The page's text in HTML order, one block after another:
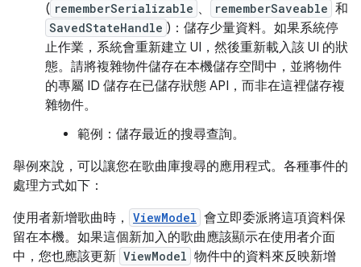
( rememberSerializable 、 rememberSaveable 和
SavedStateHandle )：儲存少量資料。如果系統停
止作業，系統會重新建立 UI，然後重新載入該 UI 的狀
態。請將複雜物件儲存在本機儲存空間中，並將物件
的專屬 ID 儲存在已儲存狀態 API，而非在這裡儲存複
雜物件。
範例：儲存最近的搜尋查詢。
舉例來說，可以讓您在歌曲庫搜尋的應用程式。各種事件的
處理方式如下：
使用者新增歌曲時，
ViewModel 會立即委派將這項資料保
留在本機。如果這個新加入的歌曲應該顯示在使用者介面
中，您也應該更新 ViewModel 物件中的資料來反映新增